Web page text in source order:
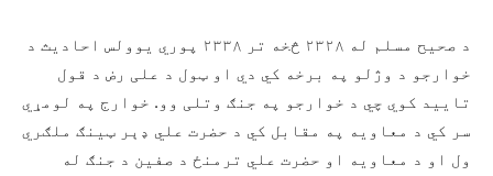
د صحیح مسلم له ۲۳۲۸ څخه تر ۲۳۳۸ پوري یوولس احادیث د
خوارجو د وژلو په برخه کي دي او ټول د علی رض د قول
تایید کوي چي د خوارجو په جنګ وتلی وو. خوارج په لومړي
سر کي د معاویه په مقابل کي د حضرت علي ډېر ټینګ ملګري
ول او د معاویه او حضرت علي ترمنځ د صفین د جنګ له